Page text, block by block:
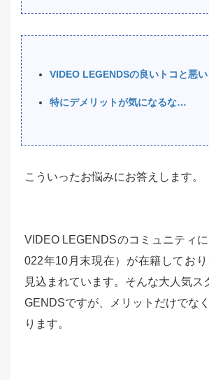
VIDEO LEGENDSの良いトコと悪
特にデメリットが気になるな…
こういったお悩みにお答えします。
VIDEO LEGENDSのコミュニティ
022年10月末現在）が在籍してお
見込まれています。そんな大人気ス
GENDSですが、メリットだけでな
ります。